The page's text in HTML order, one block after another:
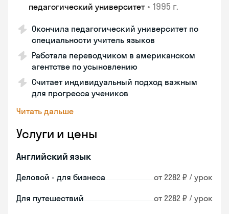
педагогический университет • 1995 г.
Окончила педагогический университет по
специальности учитель языков
Работала переводчиком в американском
агентстве по усыновлению
Считает индивидуальный подход важным
для прогресса учеников
Читать дальше
Услуги и цены
Английский язык
Деловой - для бизнеса от 2282 ₽ / урок
Для путешествий от 2282 ₽ / урок